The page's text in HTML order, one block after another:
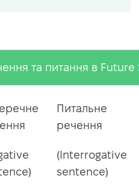
та питання в
Питальне
речення
(Interrogative
sentence)